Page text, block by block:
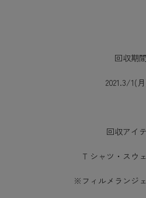
回収期間
2021.3/1(
回収アイ
T シャツ・スウ
※フィルメランジ